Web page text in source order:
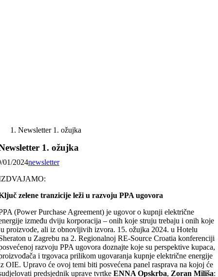
Newsletter 1. ožujka
1. ožujka
01/2024newsletter
zelene tranzicije leži u razvoju PPA ugovora
(Power Purchase Agreement) je ugovor o kupnji električne
između dviju korporacija – onih koje struju trebaju i onih koje
proizvode, ali iz obnovljivih izvora. 15. ožujka 2024. u Hotelu
u Zagrebu na 2. Regionalnoj RE-Source Croatia konferenciji
razvoju PPA ugovora doznajte koje su perspektive kupaca,
i trgovaca prilikom ugovaranja kupnje električne energije
OIE. Upravo će ovoj temi biti posvećena panel rasprava na kojoj će
predsjednik uprave tvrtkeENNA Opskrba, Zoran Miliša: